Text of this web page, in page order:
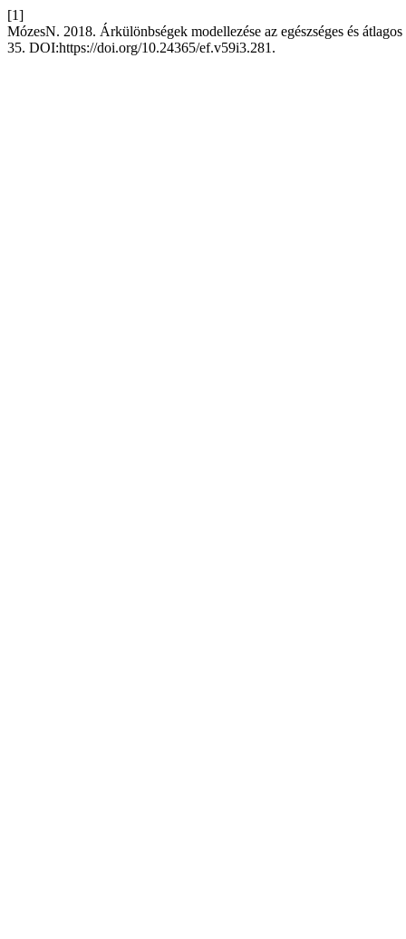
[1]
MózesN. 2018. Árkülönbségek modellezése az egészséges és
35. DOI:https://doi.org/10.24365/ef.v59i3.281.